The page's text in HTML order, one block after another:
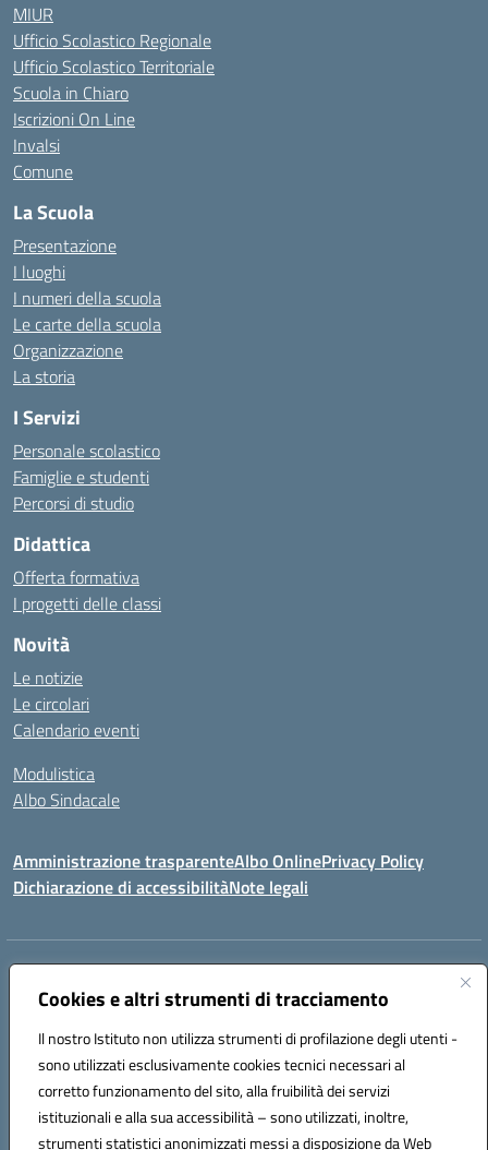
Cookies e altri strumenti di tracciamento
Il nostro Istituto non utilizza strumenti di profilazione degli utenti -
sono utilizzati esclusivamente cookies tecnici necessari al
corretto funzionamento del sito, alla fruibilità dei servizi
istituzionali e alla sua accessibilità – sono utilizzati, inoltre,
strumenti statistici anonimizzati messi a disposizione da Web
MIUR
Ufficio Scolastico Regionale
Ufficio Scolastico Territoriale
Scuola in Chiaro
Iscrizioni On Line
Invalsi
Comune
La Scuola
Presentazione
I luoghi
I numeri della scuola
Le carte della scuola
Organizzazione
La storia
I Servizi
Personale scolastico
Famiglie e studenti
Percorsi di studio
Didattica
Offerta formativa
I progetti delle classi
Novità
Le notizie
Le circolari
Calendario eventi
Modulistica
Albo Sindacale
Amministrazione trasparenteAlbo OnlinePrivacy Policy
Dichiarazione di accessibilitàNote legali
Indirizzo:
Centralino:0994722507 Email:TAIC873006@istruzione.it
Codice fiscale: 90279480736
Codice meccanografico:
TAIC873006
Codice unico di fatturazione (CUF): 488XBQ